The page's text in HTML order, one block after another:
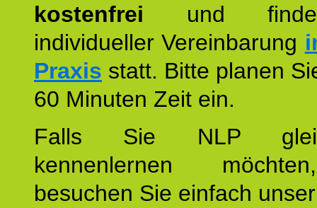
kostenfrei und
individueller Vereinbarung
Praxis statt. Bitte planen
60 Minuten Zeit ein.
Falls Sie NLP
kennenlernen
besuchen Sie einfach unser